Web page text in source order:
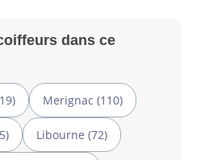
dans ce
Merignac (110)
Libourne (72)